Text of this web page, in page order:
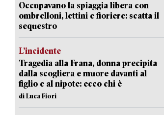
Occupavano la spiaggia libera con
ombrelloni, lettini e fioriere: scatta il
sequestro
L’incidente
Tragedia alla Frana, donna precipita
dalla scogliera e muore davanti al
figlio e al nipote: ecco chi è
di Luca Fiori